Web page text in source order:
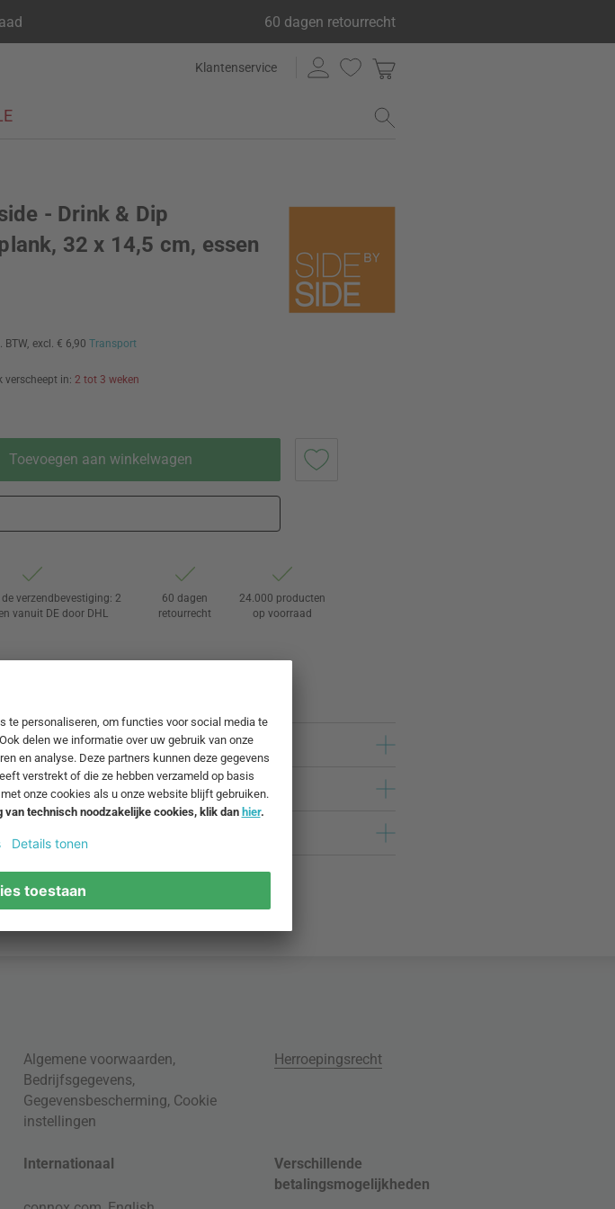
60 dagen retourrecht
Klantenservice
- Drink & Dip
32 x 14,5 cm, essen
BTW, excl. € 6,90 Transport
verscheept in: 2 tot 3 weken
Toevoegen aan winkelwagen
verzendbevestiging: 2
vanuit DE door DHL
60 dagen
retourrecht
24.000 producten
op voorraad
Algemene voorwaarden,
Bedrijfsgegevens,
Gegevensbescherming, Cookie
instellingen
Herroepingsrecht
Internationaal
Verschillende
betalingsmogelijkheden